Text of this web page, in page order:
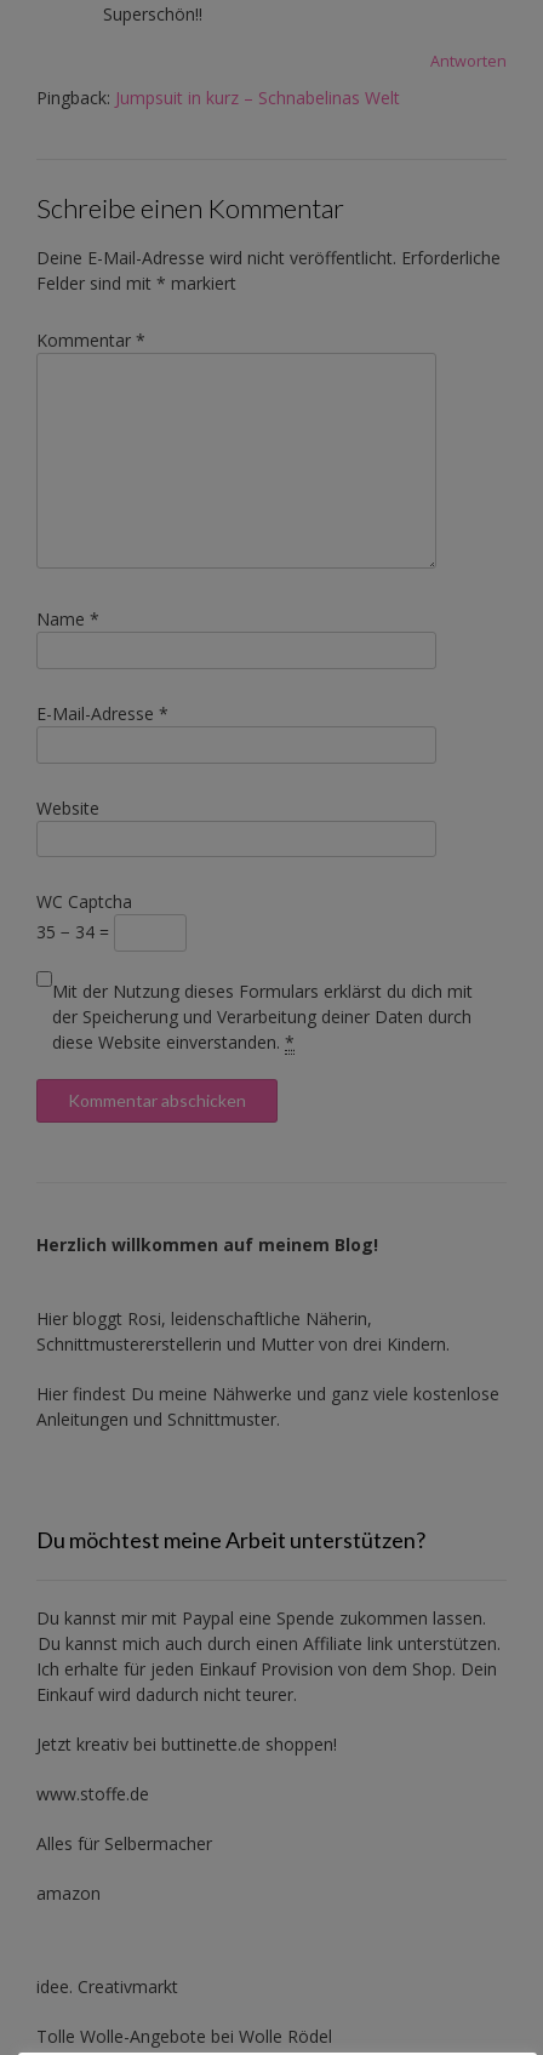
Superschön!!
Antworten
Pingback: Jumpsuit in kurz – Schnabelinas Welt
Schreibe einen Kommentar
Deine E-Mail-Adresse wird nicht veröffentlicht. Erforderliche
Felder sind mit * markiert
Kommentar *
Name *
E-Mail-Adresse *
Website
WC Captcha
35 − 34 =
Mit der Nutzung dieses Formulars erklärst du dich mit
der Speicherung und Verarbeitung deiner Daten durch
diese Website einverstanden. *
Herzlich willkommen auf meinem Blog!
Hier bloggt Rosi, leidenschaftliche Näherin,
Schnittmustererstellerin und Mutter von drei Kindern.
Hier findest Du meine Nähwerke und ganz viele kostenlose
Anleitungen und Schnittmuster.
Du möchtest meine Arbeit unterstützen?
Du kannst mir mit Paypal eine Spende zukommen lassen.
Du kannst mich auch durch einen Affiliate link unterstützen.
Ich erhalte für jeden Einkauf Provision von dem Shop. Dein
Einkauf wird dadurch nicht teurer.
Jetzt kreativ bei buttinette.de shoppen!
www.stoffe.de
Alles für Selbermacher
amazon
idee. Creativmarkt
Tolle Wolle-Angebote bei Wolle Rödel